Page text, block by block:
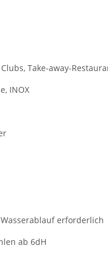
Take-away-
INOX
erforderlich
ab 6dH